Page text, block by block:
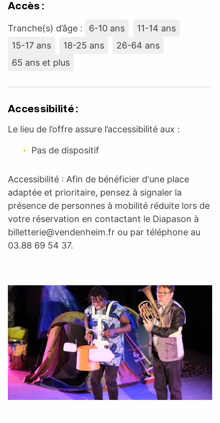
Accès :
Tranche(s) d’âge : 6-10 ans
11-14 ans
15-17 ans
18-25 ans
26-64 ans
65 ans et plus
Accessibilité :
Le lieu de l’offre assure l’accessibilité aux :
Pas de dispositif
Accessibilité : Afin de bénéficier d'une place
adaptée et prioritaire, pensez à signaler la
présence de personnes à mobilité réduite lors de
votre réservation en contactant le Diapason à
billetterie@vendenheim.fr ou par téléphone au
03.88 69 54 37.